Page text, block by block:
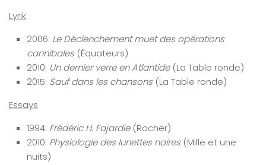
Lyrik
2006: Le Déclenchement muet des opérations
cannibales(Équateurs)
2010: Un dernier verre en Atlantide(La Table ronde)
2015: Sauf dans les chansons(La Table ronde)
Essays
1994: Frédéric H. Fajardie(Rocher)
2010: Physiologie des lunettes noires(Mille et une
nuits)